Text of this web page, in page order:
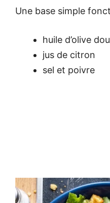
Une base simple
huile d’olive
jus de citron
sel et poivre